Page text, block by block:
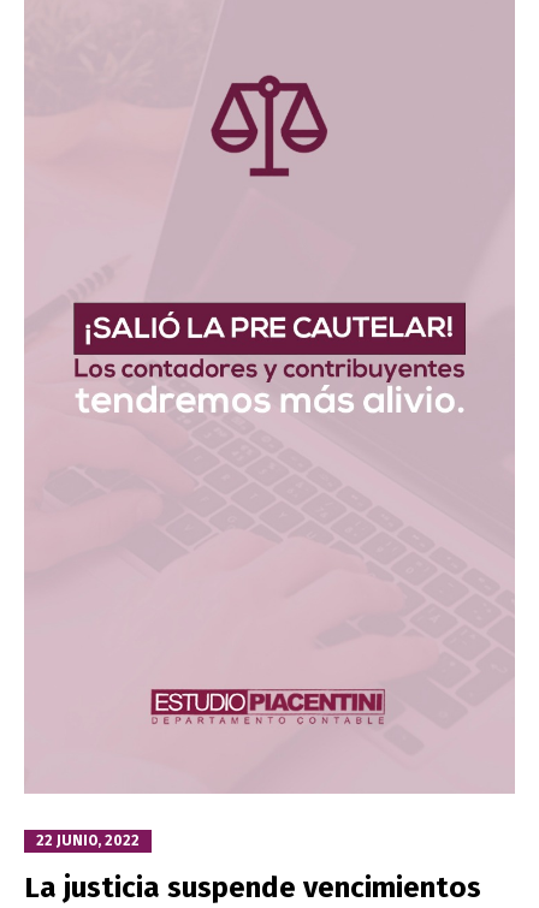
22 JUNIO, 2022
La justicia suspende vencimientos